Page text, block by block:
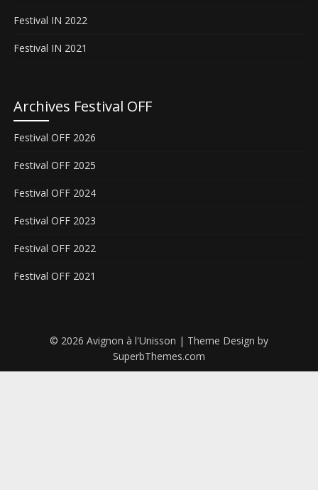
Festival IN 2022
Festival IN 2021
Archives Festival OFF
Festival OFF 2026
Festival OFF 2025
Festival OFF 2024
Festival OFF 2023
Festival OFF 2022
Festival OFF 2021
© 2026 Avignon à l'Unisson | Theme Design by
SuperbThemes.com